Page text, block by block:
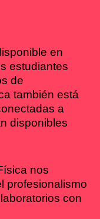
en
estudiantes
de
también está
a
disponibles
nos
profesionalismo
con